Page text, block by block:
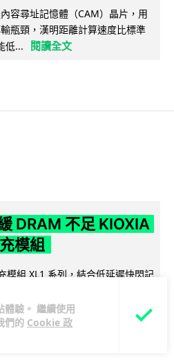
驗。 繼續使用
們的 Cookie 政
容尋址記憶體（CAM）晶片，用
瓶頸，漢明距離計算速度比標準
低...
閱讀全文
DRAM 不足 KIOXIA
模組
模組 XL1 系列，結合低延遲快閃記
，將快閃記憶體轉化為記憶體擴充